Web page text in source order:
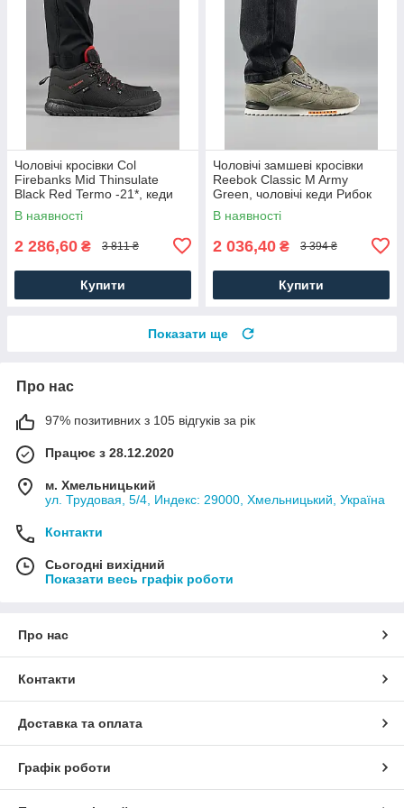
Чоловічі кросівки Col
Firebanks Mid Thinsulate
Black Red Termo -21*, кеди
водонепрон. текстиль.
Чоловіче взуття
В наявності
2 286,60 ₴ 3 811 ₴
Купити
Чоловічі замшеві кросівки
Reebok Classic M Army
Green, чоловічі кеди Рибок
замша хакі. Чоловіче взуття
В наявності
2 036,40 ₴ 3 394 ₴
Купити
Показати ще
Про нас
97% позитивних з 105 відгуків за рік
Працює з 28.12.2020
м. Хмельницький
ул. Трудовая, 5/4, Индекс: 29000, Хмельницький, Україна
Контакти
Сьогодні вихідний
Показати весь графік роботи
Про нас
Контакти
Доставка та оплата
Графік роботи